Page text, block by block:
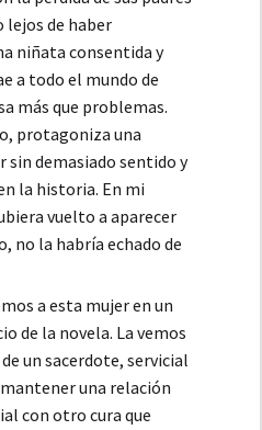
lejos de haber
niñata consentida y
a todo el mundo de
más que problemas.
protagoniza una
sin demasiado sentido y
la historia. En mi
vuelto a aparecer
no la habría echado de
a esta mujer en un
de la novela. La vemos
un sacerdote, servicial
una relación
con otro cura que